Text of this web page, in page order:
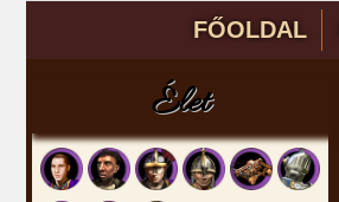
FŐOLDAL
Élet